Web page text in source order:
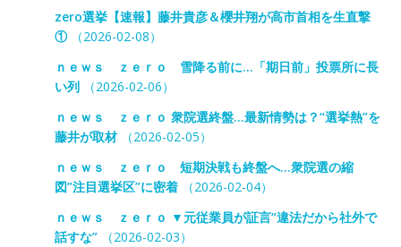
zero選挙【速報】藤井貴彦＆櫻井翔が高市首相を生直撃
①（2026-02-08）
ｎｅｗｓ ｚｅｒｏ 雪降る前に…「期日前」投票所に長
い列（2026-02-06）
ｎｅｗｓ ｚｅｒｏ 衆院選終盤…最新情勢は？“選挙熱”を
藤井が取材（2026-02-05）
ｎｅｗｓ ｚｅｒｏ 短期決戦も終盤へ…衆院選の縮
図”注目選挙区”に密着（2026-02-04）
ｎｅｗｓ ｚｅｒｏ ▼元従業員が証言“違法だから社外で
話すな”（2026-02-03）